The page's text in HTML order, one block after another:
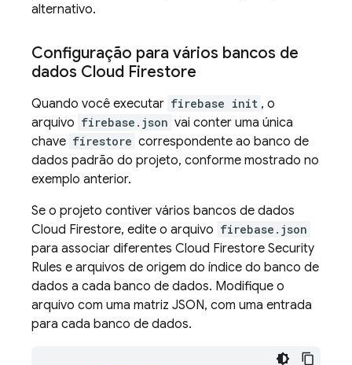
alternativo.
Configuração para vários bancos de
dados Cloud Firestore
Quando você executar firebase init , o
arquivo firebase.json vai conter uma única
chave firestore correspondente ao banco de
dados padrão do projeto, conforme mostrado no
exemplo anterior.
Se o projeto contiver vários bancos de dados
Cloud Firestore, edite o arquivo firebase.json
para associar diferentes Cloud Firestore Security
Rules e arquivos de origem do índice do banco de
dados a cada banco de dados. Modifique o
arquivo com uma matriz JSON, com uma entrada
para cada banco de dados.